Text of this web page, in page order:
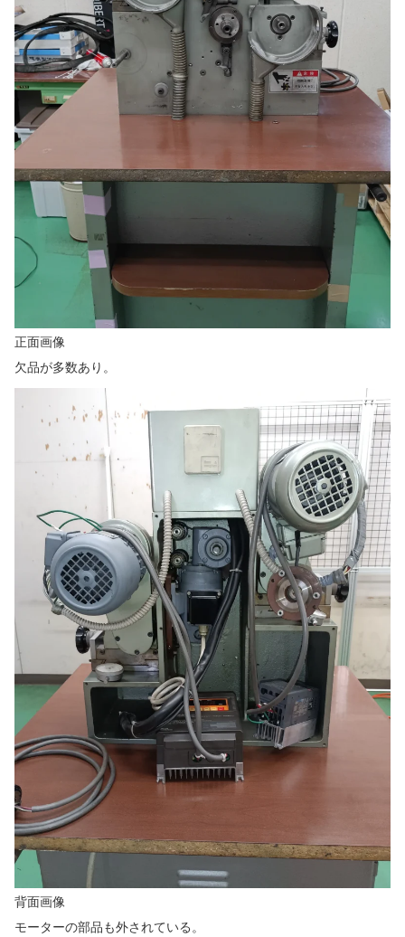
正面画像
欠品が多数あり。
背面画像
モーターの部品も外されている。